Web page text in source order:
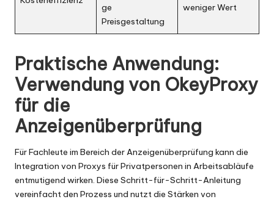
ge
Preisgestaltung
weniger Wert
Praktische Anwendung:
Verwendung von OkeyProxy
für die
Anzeigenüberprüfung
Für Fachleute im Bereich der Anzeigenüberprüfung kann die
Integration von Proxys für Privatpersonen in Arbeitsabläufe
entmutigend wirken. Diese Schritt-für-Schritt-Anleitung
vereinfacht den Prozess und nutzt die Stärken von